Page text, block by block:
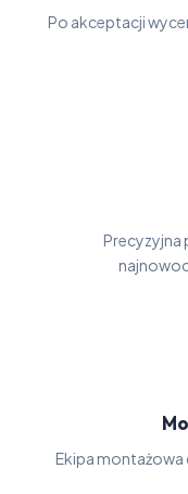
Po akceptacji
Precyzyjna
Ekipa montażowa